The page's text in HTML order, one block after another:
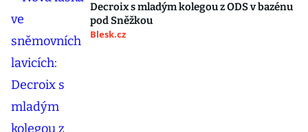
Decroix s mladým kolegou z ODS v bazénu
pod Sněžkou
Blesk.cz